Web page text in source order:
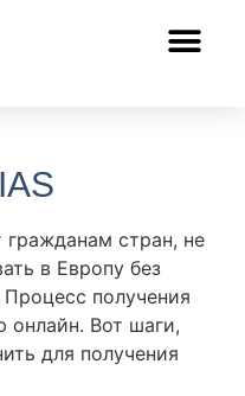
гражданам стран, не
в Европу без
Процесс получения
онлайн. Вот шаги,
для получения